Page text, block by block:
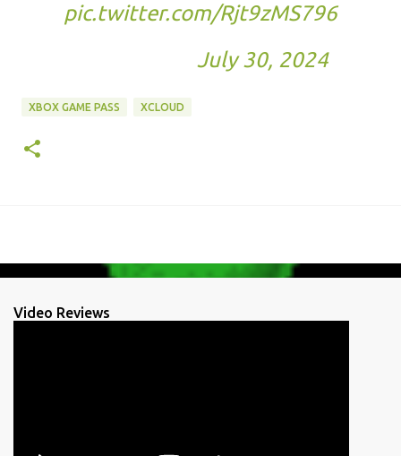
pic.twitter.com/Rjt9zMS796
July 30, 2024
XBOX GAME PASS XCLOUD
Video Reviews